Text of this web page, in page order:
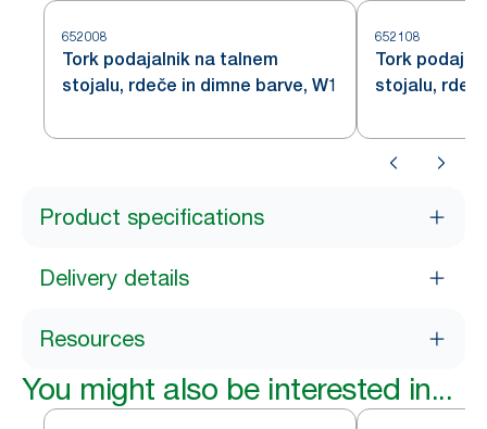
652008
Tork podajalnik na talnem
stojalu, rdeče in dimne barve, W1
652108
Tork
stojalu,
Product specifications
Delivery details
Resources
You might also be interested in...